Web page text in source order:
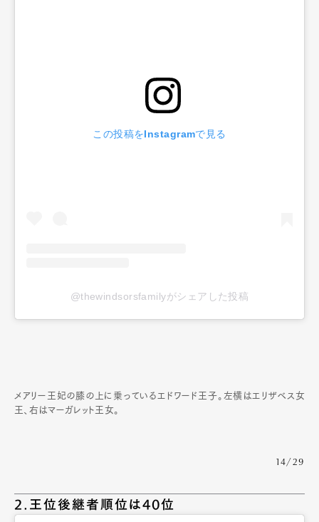
この投稿をInstagramで見る
@thewindsorsfamilyがシェアした投稿
メアリー王妃の膝の上に乗っているエドワード王子。左横はエリザベス女
王、右はマーガレット王女。
14/29
2.王位後継者順位は40位